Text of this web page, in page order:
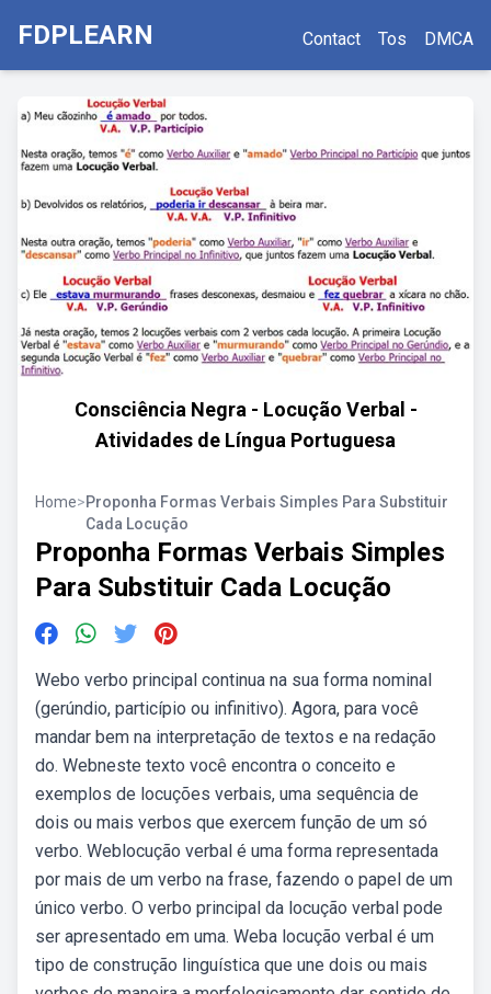
FDPLEARN Contact Tos DMCA
Consciência Negra - Locução Verbal -
Atividades de Língua Portuguesa
Home>Proponha Formas Verbais Simples Para Substituir
Cada Locução
Proponha Formas Verbais Simples
Para Substituir Cada Locução
Webo verbo principal continua na sua forma nominal
(gerúndio, particípio ou infinitivo). Agora, para você
mandar bem na interpretação de textos e na redação
do. Webneste texto você encontra o conceito e
exemplos de locuções verbais, uma sequência de
dois ou mais verbos que exercem função de um só
verbo. Weblocução verbal é uma forma representada
por mais de um verbo na frase, fazendo o papel de um
único verbo. O verbo principal da locução verbal pode
ser apresentado em uma. Weba locução verbal é um
tipo de construção linguística que une dois ou mais